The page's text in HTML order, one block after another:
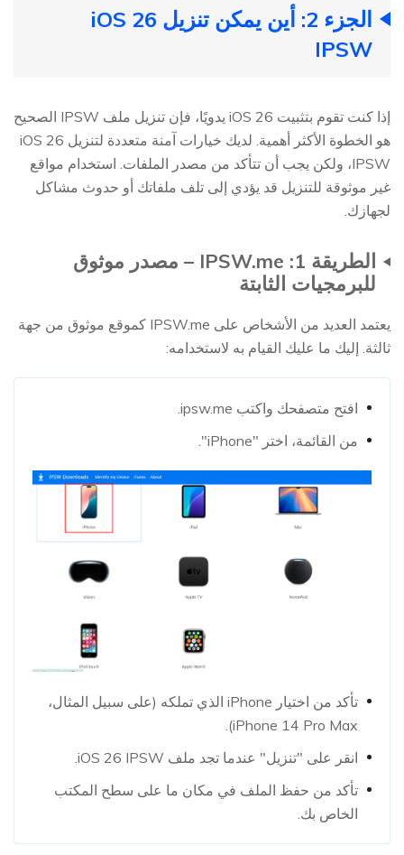
الجزء 2: أين يمكن تنزيل iOS 26
IPSW
إذا كنت تقوم بتثبيت iOS 26 يدويًا، فإن تنزيل ملف IPSW الصحيح
هو الخطوة الأكثر أهمية. لديك خيارات آمنة متعددة لتنزيل iOS 26
IPSW، ولكن يجب أن تتأكد من مصدر الملفات. استخدام مواقع
غير موثوقة للتنزيل قد يؤدي إلى تلف ملفاتك أو حدوث مشاكل
لجهازك.
الطريقة 1: IPSW.me – مصدر موثوق
للبرمجيات الثابتة
يعتمد العديد من الأشخاص على IPSW.me كموقع موثوق من جهة
ثالثة. إليك ما عليك القيام به لاستخدامه:
افتح متصفحك واكتب ipsw.me.
من القائمة، اختر "iPhone".
تأكد من اختيار iPhone الذي تملكه (على سبيل المثال،
iPhone 14 Pro Max).
انقر على "تنزيل" عندما تجد ملف iOS 26 IPSW.
تأكد من حفظ الملف في مكان ما على سطح المكتب
الخاص بك.